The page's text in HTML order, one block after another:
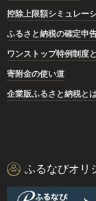
控除上限額シミュレー
ふるさと納税の確定申
ワンストップ特例制度
寄附金の使い道
企業版ふるさと納税と
ふるなびオリ